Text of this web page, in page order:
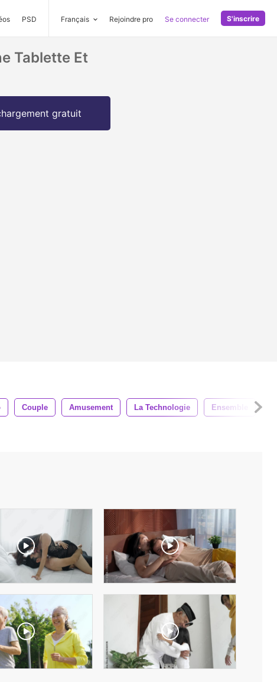
PSD Français Rejoindre pro Se connecter S'inscrire
Tablette Et
gratuit
Couple Amusement La Technologie Ensemble